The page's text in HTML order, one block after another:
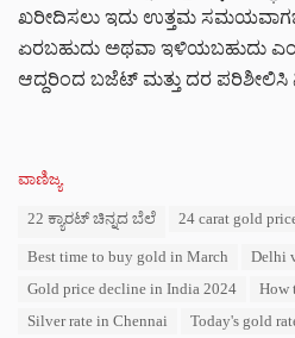
ಖರೀದಿಸಲು ಇದು ಉತ್ತಮ
ಏರಬಹುದು ಅಥವಾ ಇಳಿಯಬಹುದು
ಆದ್ದರಿಂದ ಬಜೆಟ್‌ ಮತ್ತು ದರ ಪರಿಶೀಲಿಸಿ
C
ವಾಣಿಜ್ಯ
22 ಕ್ಯಾರಟ್ ಚಿನ್ನದ ಬೆಲೆ 24 carat gold
Best time to buy gold in March
Delhi
Gold price decline in India 2024
How
Silver rate in Chennai
Today's gold